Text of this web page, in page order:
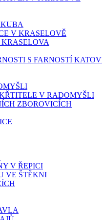
V KRASELOVĚ
S FARNOSTÍ
V RADOMYŠLI
ZBOROVICÍCH
V ŘEPICI
VE ŠTĚKNI